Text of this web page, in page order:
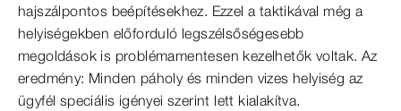
hajszálpontos beépítésekhez. Ezzel a taktikával még a
helyiségekben előforduló legszélsőségesebb
megoldások is problémamentesen kezelhetők voltak. Az
eredmény: Minden páholy és minden vizes helyiség az
ügyfél speciális igényei szerint lett kialakítva.